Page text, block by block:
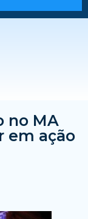
no MA
em ação